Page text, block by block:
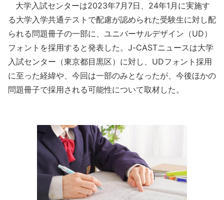
大学入試センターは2023年7月7日、24年1月に実施す
る大学入学共通テストで配慮が認められた受験生に対し配
られる問題冊子の一部に、ユニバーサルデザイン（UD）
フォントを採用すると発表した。J-CASTニュースは大学
入試センター（東京都目黒区）に対し、UDフォント採用
に至った経緯や、今回は一部のみとなったが、今後ほかの
問題冊子で採用される可能性について取材した。